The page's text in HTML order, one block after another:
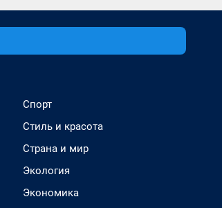
Спорт
Стиль и красота
Страна и мир
Экология
Экономика